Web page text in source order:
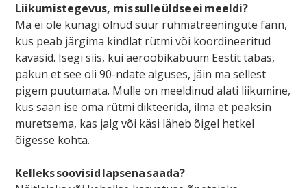
Liikumistegevus, mis sulle üldse ei meeldi?
Ma ei ole kunagi olnud suur rühmatreeningute fänn,
kus peab järgima kindlat rütmi või koordineeritud
kavasid. Isegi siis, kui aeroobikabuum Eestit tabas,
pakun et see oli 90-ndate alguses, jäin ma sellest
pigem puutumata. Mulle on meeldinud alati liikumine,
kus saan ise oma rütmi dikteerida, ilma et peaksin
muretsema, kas jalg või käsi läheb õigel hetkel
õigesse kohta.
Kelleks soovisid lapsena saada?